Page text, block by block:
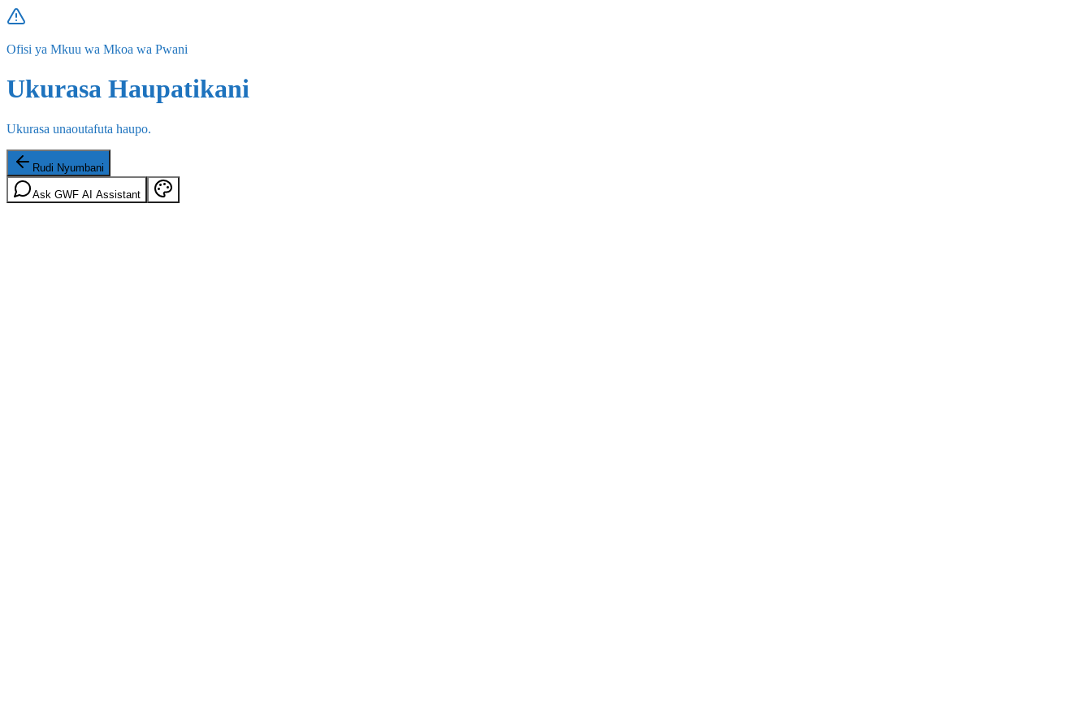
Ofisi ya Mkuu wa Mkoa wa Pwani
Ukurasa Haupatikani
Ukurasa unaoutafuta haupo.
Rudi Nyumbani
Ask GWF AI Assistant